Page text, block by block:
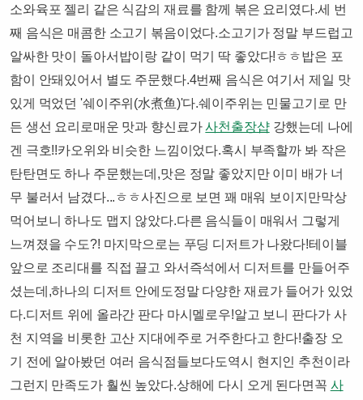
소와육포 젤리 같은 식감의 재료를 함께 볶은 요리였다.​​세 번
째 음식은 매콤한 소고기 볶음이었다.소고기가 정말 부드럽고
알싸한 맛이 돌아서밥이랑 같이 먹기 딱 좋았다!ㅎㅎ밥은 포
함이 안돼있어서 별도 주문했다.​​4번째 음식은 여기서 제일 맛
있게 먹었던 '쉐이주위(水煮鱼)'다.쉐이주위는 민물고기로 만
든 생선 요리로매운 맛과 향신료가사천출장샵강했는데 나에
겐 극호!!카오위와 비슷한 느낌이었다.​​혹시 부족할까 봐 작은
탄탄면도 하나 주문했는데,맛은 정말 좋았지만 이미 배가 너
무 불러서 남겼다...ㅎㅎ사진으로 보면 꽤 매워 보이지만막상
먹어보니 하나도 맵지 않았다.다른 음식들이 매워서 그렇게
느껴졌을 수도?! ​​마지막으로는 푸딩 디저트가 나왔다!테이블
앞으로 조리대를 직접 끌고 와서즉석에서 디저트를 만들어주
셨는데,하나의 디저트 안에도정말 다양한 재료가 들어가 있었
다.​​디저트 위에 올라간 판다 마시멜로우!알고 보니 판다가 사
천 지역을 비롯한 고산 지대에주로 거주한다고 한다!​​출장 오
기 전에 알아봤던 여러 음식점들보다도역시 현지인 추천이라
그런지 만족도가 훨씬 높았다.상해에 다시 오게 된다면꼭 사